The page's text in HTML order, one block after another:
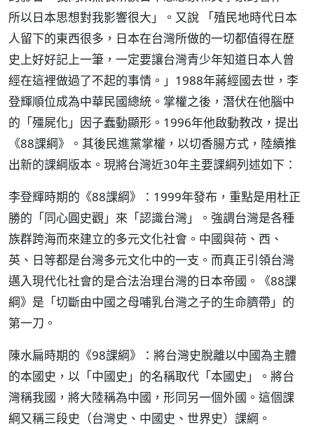
所以日本思想對我影響很大」。又說 「殖民地時代日本
人留下的東西很多，日本在台灣所做的一切都值得在歷
史上好好記上一筆，一定要讓台灣青少年知道日本人曾
經在這裡做過了不起的事情。」1988年蔣經國去世，李
登輝順位成為中華民國總統。掌權之後，潛伏在他腦中
的「殭屍化」因子蠢動顯形。1996年他啟動教改，提出
《88課綱》。其後民進黨掌權，以切香腸方式，陸續推
出新的課綱版本。現將台灣近30年主要課綱列述如下：
李登輝時期的《88課綱》：1999年發布，重點是用杜正
勝的「同心圓史觀」來「認識台灣」。強調台灣是各種
族群跨海而來建立的多元文化社會。中國與荷、西、
英、日等都是台灣多元文化中的一支。而真正引領台灣
邁入現代化社會的是合法治理台灣的日本帝國。《88課
綱》是「切斷由中國之母哺乳台灣之子的生命臍帶」的
第一刀。
陳水扁時期的《98課綱》：將台灣史脫離以中國為主體
的本國史，以「中國史」的名稱取代「本國史」。將台
灣稱我國，將大陸稱為中國，形同另一個外國。這個課
綱又稱三段史（台灣史、中國史、世界史）課綱。